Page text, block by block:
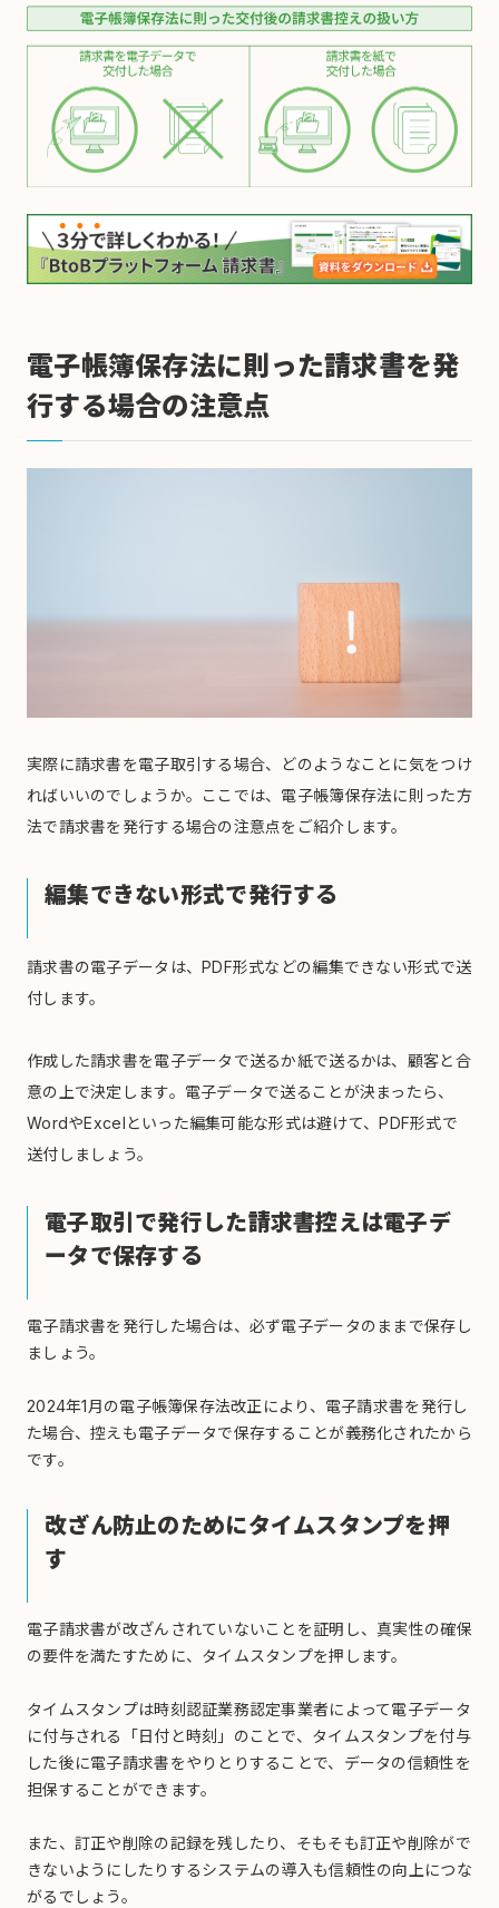
電子帳簿保存法に則った請求書を発
行する場合の注意点
実際に請求書を電子取引する場合、どのようなことに気をつけ
ればいいのでしょうか。ここでは、電子帳簿保存法に則った方
法で請求書を発行する場合の注意点をご紹介します。
編集できない形式で発行する
請求書の電子データは、PDF形式などの編集できない形式で送
付します。
作成した請求書を電子データで送るか紙で送るかは、顧客と合
意の上で決定します。電子データで送ることが決まったら、
WordやExcelといった編集可能な形式は避けて、PDF形式で
送付しましょう。
電子取引で発行した請求書控えは電子デ
ータで保存する
電子請求書を発行した場合は、必ず電子データのままで保存し
ましょう。
2024年1月の電子帳簿保存法改正により、電子請求書を発行し
た場合、控えも電子データで保存することが義務化されたから
です。
改ざん防止のためにタイムスタンプを押
す
電子請求書が改ざんされていないことを証明し、真実性の確保
の要件を満たすために、タイムスタンプを押します。
タイムスタンプは時刻認証業務認定事業者によって電子データ
に付与される「日付と時刻」のことで、タイムスタンプを付与
した後に電子請求書をやりとりすることで、データの信頼性を
担保することができます。
また、訂正や削除の記録を残したり、そもそも訂正や削除がで
きないようにしたりするシステムの導入も信頼性の向上につな
がるでしょう。